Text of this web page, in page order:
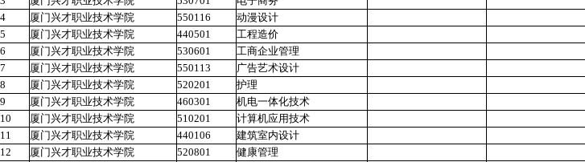
4
厦门兴才职业技术学院 550116 动漫设计
5
厦门兴才职业技术学院 440501 工程造价
6
厦门兴才职业技术学院 530601 工商企业管理
7
厦门兴才职业技术学院 550113 广告艺术设计
8
厦门兴才职业技术学院 520201 护理
9
厦门兴才职业技术学院 460301 机电一体化技术
10
厦门兴才职业技术学院 510201 计算机应用技术
11
厦门兴才职业技术学院 440106 建筑室内设计
12
厦门兴才职业技术学院 520801 健康管理